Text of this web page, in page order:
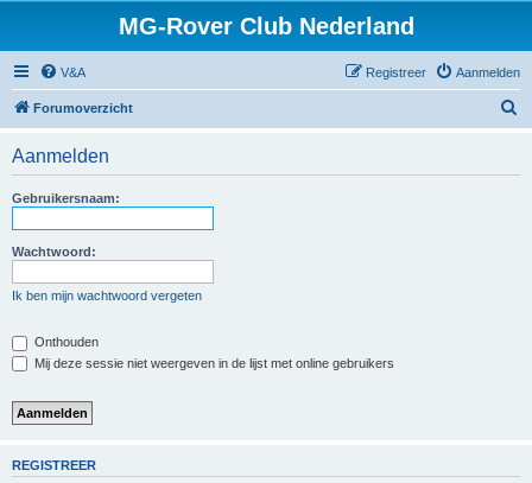
MG-Rover Club Nederland
V&A Aanmelden
Registreer
Forumoverzicht
Aanmelden
Gebruikersnaam:
Wachtwoord:
Ik ben mijn wachtwoord vergeten
Onthouden
Mij deze sessie niet weergeven in de lijst met online gebruikers
REGISTREER